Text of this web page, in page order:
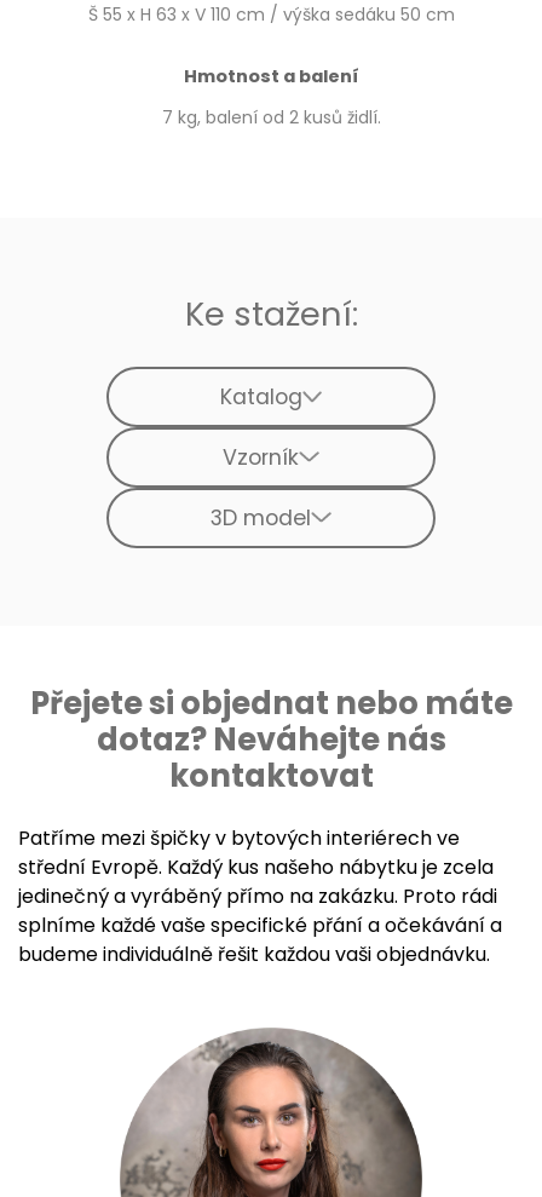
Š 55 x H 63 x V 110 cm / výška sedáku 50 cm
Hmotnost a balení
7 kg, balení od 2 kusů židlí.
Ke stažení:
Katalog
Vzorník
3D model
Přejete si objednat nebo máte
dotaz? Neváhejte nás
kontaktovat
Patříme mezi špičky v bytových interiérech ve
střední Evropě. Každý kus našeho nábytku je zcela
jedinečný a vyráběný přímo na zakázku. Proto rádi
splníme každé vaše specifické přání a očekávání a
budeme individuálně řešit každou vaši objednávku.